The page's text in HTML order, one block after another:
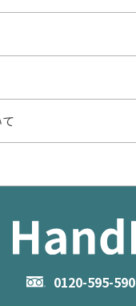
0120-595-590
）
礎知識
却
き サイトマップ
お問い合わせ